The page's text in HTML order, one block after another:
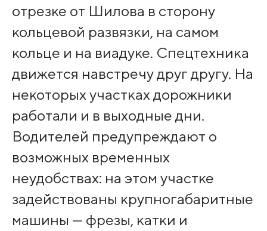
отрезке от Шилова в сторону
кольцевой развязки, на самом
кольце и на виадуке. Спецтехника
движется навстречу друг другу. На
некоторых участках дорожники
работали и в выходные дни.
Водителей предупреждают о
возможных временных
неудобствах: на этом участке
задействованы крупногабаритные
машины — фрезы, катки и